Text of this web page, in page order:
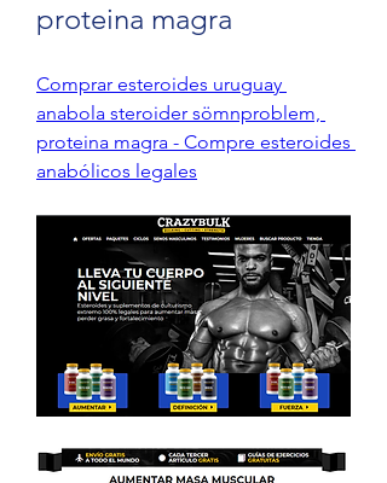
proteina magra
Comprar esteroides uruguay
anabola steroider sömnproblem,
proteina magra - Compre esteroides
anabólicos legales